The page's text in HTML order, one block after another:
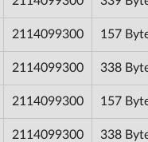
2114099300 157
2114099300 338
2114099300 157
2114099300 338